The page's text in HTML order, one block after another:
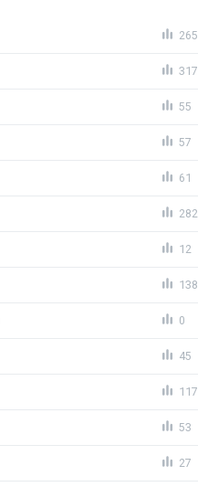
265
317
55
57
61
282
12
138
0
45
117
53
27